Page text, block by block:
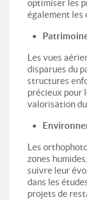
optimiser les
également les
Les vues
disparues du
structures
précieux pour
valorisation
Les
zones
suivre leur
dans les
projets de